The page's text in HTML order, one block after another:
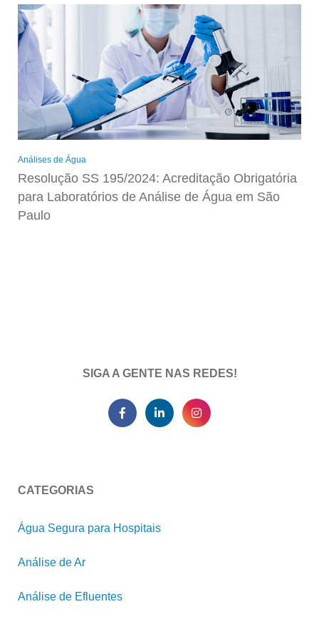
Análises de Água
Resolução SS 195/2024: Acreditação Obrigatória
para Laboratórios de Análise de Água em São
Paulo
SIGA A GENTE NAS REDES!
CATEGORIAS
Água Segura para Hospitais
Análise de Ar
Análise de Efluentes